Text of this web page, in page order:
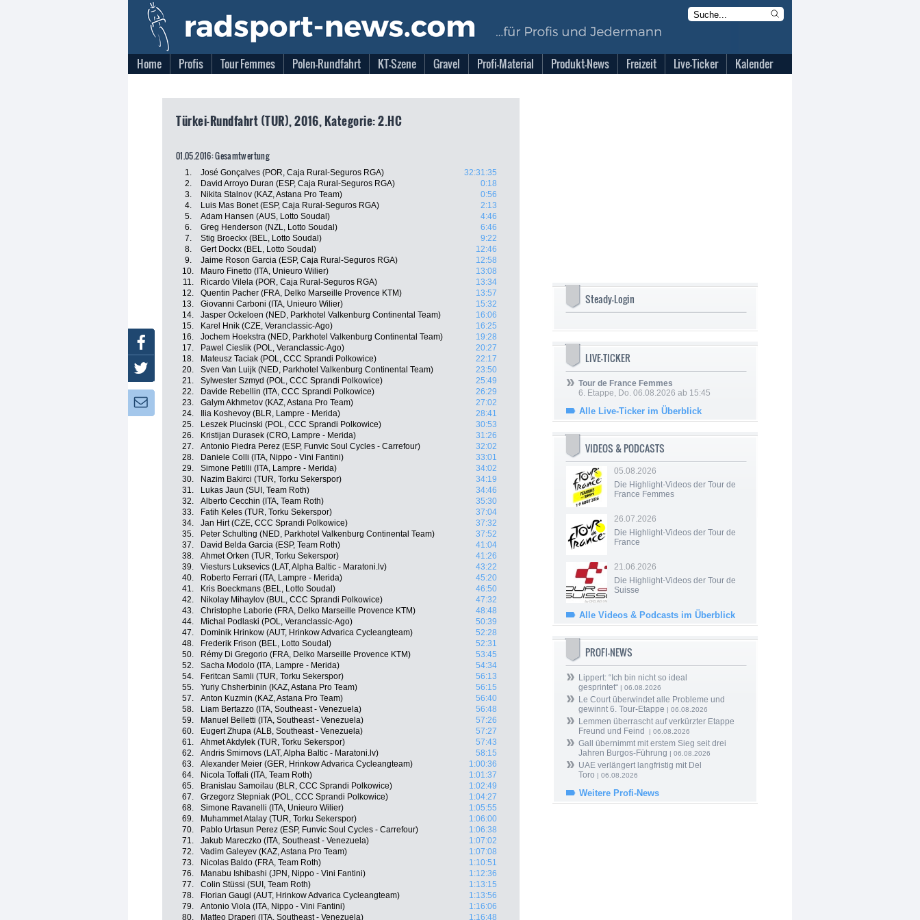
Home Profis Tour Femmes Polen-Rundfahrt KT-Szene Gravel Profi-Material Produkt-News Freizeit Live-Ticker Kalender
Türkei-Rundfahrt (TUR), 2016, Kategorie: 2.HC
01.05.2016: Gesamtwertung
1. José Gonçalves (POR, Caja Rural-Seguros RGA)
32:31:35
2.
David Arroyo Duran (ESP, Caja Rural-Seguros RGA)
0:18
3.
Nikita Stalnov (KAZ, Astana Pro Team)
0:56
4.
Luis Mas Bonet (ESP, Caja Rural-Seguros RGA)
2:13
5.
Adam Hansen (AUS, Lotto Soudal)
4:46
6.
Greg Henderson (NZL, Lotto Soudal)
6:46
7.
Stig Broeckx (BEL, Lotto Soudal)
9:22
8.
Gert Dockx (BEL, Lotto Soudal)
12:46
9.
Jaime Roson Garcia (ESP, Caja Rural-Seguros RGA)
12:58
10.
Mauro Finetto (ITA, Unieuro Wilier)
13:08
11.
Ricardo Vilela (POR, Caja Rural-Seguros RGA)
13:34
12.
Quentin Pacher (FRA, Delko Marseille Provence KTM)
13:57
13.
Giovanni Carboni (ITA, Unieuro Wilier)
15:32
14.
Jasper Ockeloen (NED, Parkhotel Valkenburg Continental Team)
16:06
15.
Karel Hnik (CZE, Veranclassic-Ago)
16:25
16.
Jochem Hoekstra (NED, Parkhotel Valkenburg Continental Team)
19:28
17.
Pawel Cieslik (POL, Veranclassic-Ago)
20:27
18.
Mateusz Taciak (POL, CCC Sprandi Polkowice)
22:17
20.
Sven Van Luijk (NED, Parkhotel Valkenburg Continental Team)
23:50
21.
Sylwester Szmyd (POL, CCC Sprandi Polkowice)
25:49
22.
Davide Rebellin (ITA, CCC Sprandi Polkowice)
26:29
23.
Galym Akhmetov (KAZ, Astana Pro Team)
27:02
24.
Ilia Koshevoy (BLR, Lampre - Merida)
28:41
25.
Leszek Plucinski (POL, CCC Sprandi Polkowice)
30:53
26.
Kristijan Durasek (CRO, Lampre - Merida)
31:26
27.
Antonio Piedra Perez (ESP, Funvic Soul Cycles - Carrefour)
32:02
28.
Daniele Colli (ITA, Nippo - Vini Fantini)
33:01
29.
Simone Petilli (ITA, Lampre - Merida)
34:02
30.
Nazim Bakirci (TUR, Torku Sekerspor)
34:19
31.
Lukas Jaun (SUI, Team Roth)
34:46
32.
Alberto Cecchin (ITA, Team Roth)
35:30
33.
Fatih Keles (TUR, Torku Sekerspor)
37:04
34.
Jan Hirt (CZE, CCC Sprandi Polkowice)
37:32
35.
Peter Schulting (NED, Parkhotel Valkenburg Continental Team)
37:52
37.
David Belda Garcia (ESP, Team Roth)
41:04
38.
Ahmet Orken (TUR, Torku Sekerspor)
41:26
39.
Viesturs Luksevics (LAT, Alpha Baltic - Maratoni.lv)
43:22
40.
Roberto Ferrari (ITA, Lampre - Merida)
45:20
41.
Kris Boeckmans (BEL, Lotto Soudal)
46:50
42.
Nikolay Mihaylov (BUL, CCC Sprandi Polkowice)
47:32
43.
Christophe Laborie (FRA, Delko Marseille Provence KTM)
48:48
44.
Michal Podlaski (POL, Veranclassic-Ago)
50:39
47.
Dominik Hrinkow (AUT, Hrinkow Advarica Cycleangteam)
52:28
48.
Frederik Frison (BEL, Lotto Soudal)
52:31
50.
Rémy Di Gregorio (FRA, Delko Marseille Provence KTM)
53:45
52.
Sacha Modolo (ITA, Lampre - Merida)
54:34
54.
Feritcan Samli (TUR, Torku Sekerspor)
56:13
55.
Yuriy Chsherbinin (KAZ, Astana Pro Team)
56:15
57.
Anton Kuzmin (KAZ, Astana Pro Team)
56:40
58.
Liam Bertazzo (ITA, Southeast - Venezuela)
56:48
59.
Manuel Belletti (ITA, Southeast - Venezuela)
57:26
60.
Eugert Zhupa (ALB, Southeast - Venezuela)
57:27
61.
Ahmet Akdylek (TUR, Torku Sekerspor)
57:43
62.
Andris Smirnovs (LAT, Alpha Baltic - Maratoni.lv)
58:15
63.
Alexander Meier (GER, Hrinkow Advarica Cycleangteam)
1:00:36
64.
Nicola Toffali (ITA, Team Roth)
1:01:37
65.
Branislau Samoilau (BLR, CCC Sprandi Polkowice)
1:02:49
67.
Grzegorz Stepniak (POL, CCC Sprandi Polkowice)
1:04:27
68.
Simone Ravanelli (ITA, Unieuro Wilier)
1:05:55
69.
Muhammet Atalay (TUR, Torku Sekerspor)
1:06:00
70.
Pablo Urtasun Perez (ESP, Funvic Soul Cycles - Carrefour)
1:06:38
71.
Jakub Mareczko (ITA, Southeast - Venezuela)
1:07:02
72.
Vadim Galeyev (KAZ, Astana Pro Team)
1:07:08
73.
Nicolas Baldo (FRA, Team Roth)
1:10:51
76.
Manabu Ishibashi (JPN, Nippo - Vini Fantini)
1:12:36
77.
Colin Stüssi (SUI, Team Roth)
1:13:15
78.
Florian Gaugl (AUT, Hrinkow Advarica Cycleangteam)
1:13:56
79.
Antonio Viola (ITA, Nippo - Vini Fantini)
1:16:06
80.
Matteo Draperi (ITA, Southeast - Venezuela) 1:16:48
Steady-Login
LIVE-TICKER
Tour de France Femmes
6. Etappe, Do. 06.08.2026 ab 15:45
Alle Live-Ticker im Überblick
VIDEOS & PODCASTS
05.08.2026
Die Highlight-Videos der Tour de
France Femmes
26.07.2026
Die Highlight-Videos der Tour de
France
21.06.2026
Die Highlight-Videos der Tour de
Suisse
Alle Videos & Podcasts im Überblick
PROFI-NEWS
Lippert: “Ich bin nicht so ideal
gesprintet“ | 06.08.2026
Le Court überwindet alle Probleme und
gewinnt 6. Tour-Etappe | 06.08.2026
Lemmen überrascht auf verkürzter Etappe
Freund und Feind
| 06.08.2026
Gall übernimmt mit erstem Sieg seit drei
Jahren Burgos-Führung | 06.08.2026
UAE verlängert langfristig mit Del
Toro | 06.08.2026
Weitere Profi-News
Facebook
Twitter
Newsletter: